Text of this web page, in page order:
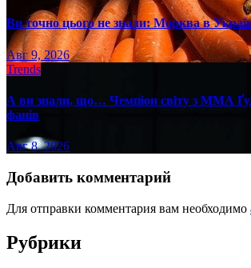
Ви точно цього не знали: Морква в
Авг 9, 2026
Trends
А ви знали, що… Чемпіон світу з ММА
фанів
Авг 8, 2026
Добавить комментарий
Для отправки комментария вам необходимо
Рубрики